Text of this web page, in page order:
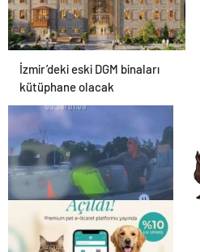
İzmir’deki eski DGM binaları
kütüphane olacak
Polise bıçakla saldıran
şüpheli ayağından